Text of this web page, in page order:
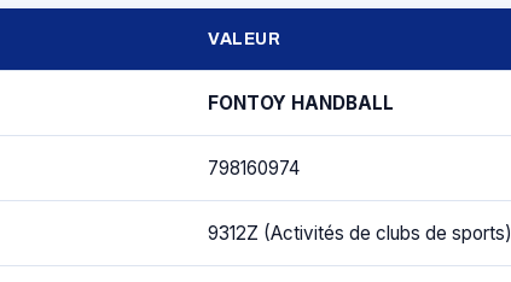
VALEUR
FONTOY HANDBALL
798160974
9312Z (Activités de clubs de sports)